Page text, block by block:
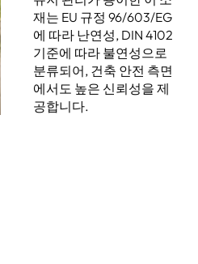
재는 EU 규정 96/603/EG
에 따라 난연성, DIN 4102
기준에 따라 불연성으로
분류되어, 건축 안전 측면
에서도 높은 신뢰성을 제
공합니다.